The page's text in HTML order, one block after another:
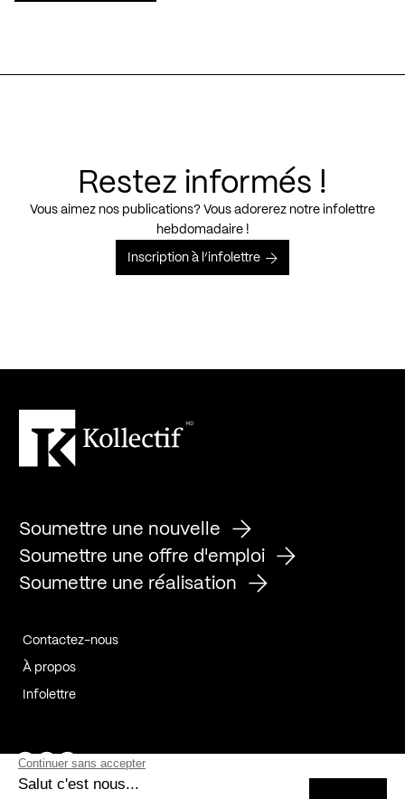
Restez informés !
Vous aimez nos publications? Vous adorerez notre infolettre
hebdomadaire !
Inscription à l’infolettre
Soumettre une nouvelle
Soumettre une offre d'emploi
Soumettre une réalisation
Contactez-nous
À propos
Infolettre
Page Facebook de Kollectif
Page Instagram de Kollectif
Page Linkedin de Kollectif